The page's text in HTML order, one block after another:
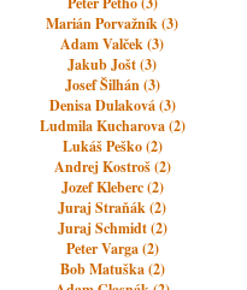
Marián Porvažník (3)
Adam Valček (3)
Jakub Jošt (3)
Josef Šilhán (3)
Denisa Dulaková (3)
Ludmila Kucharova (2)
Lukáš Peško (2)
Andrej Kostroš (2)
Jozef Kleberc (2)
Juraj Straňák (2)
Juraj Schmidt (2)
Peter Varga (2)
Bob Matuška (2)